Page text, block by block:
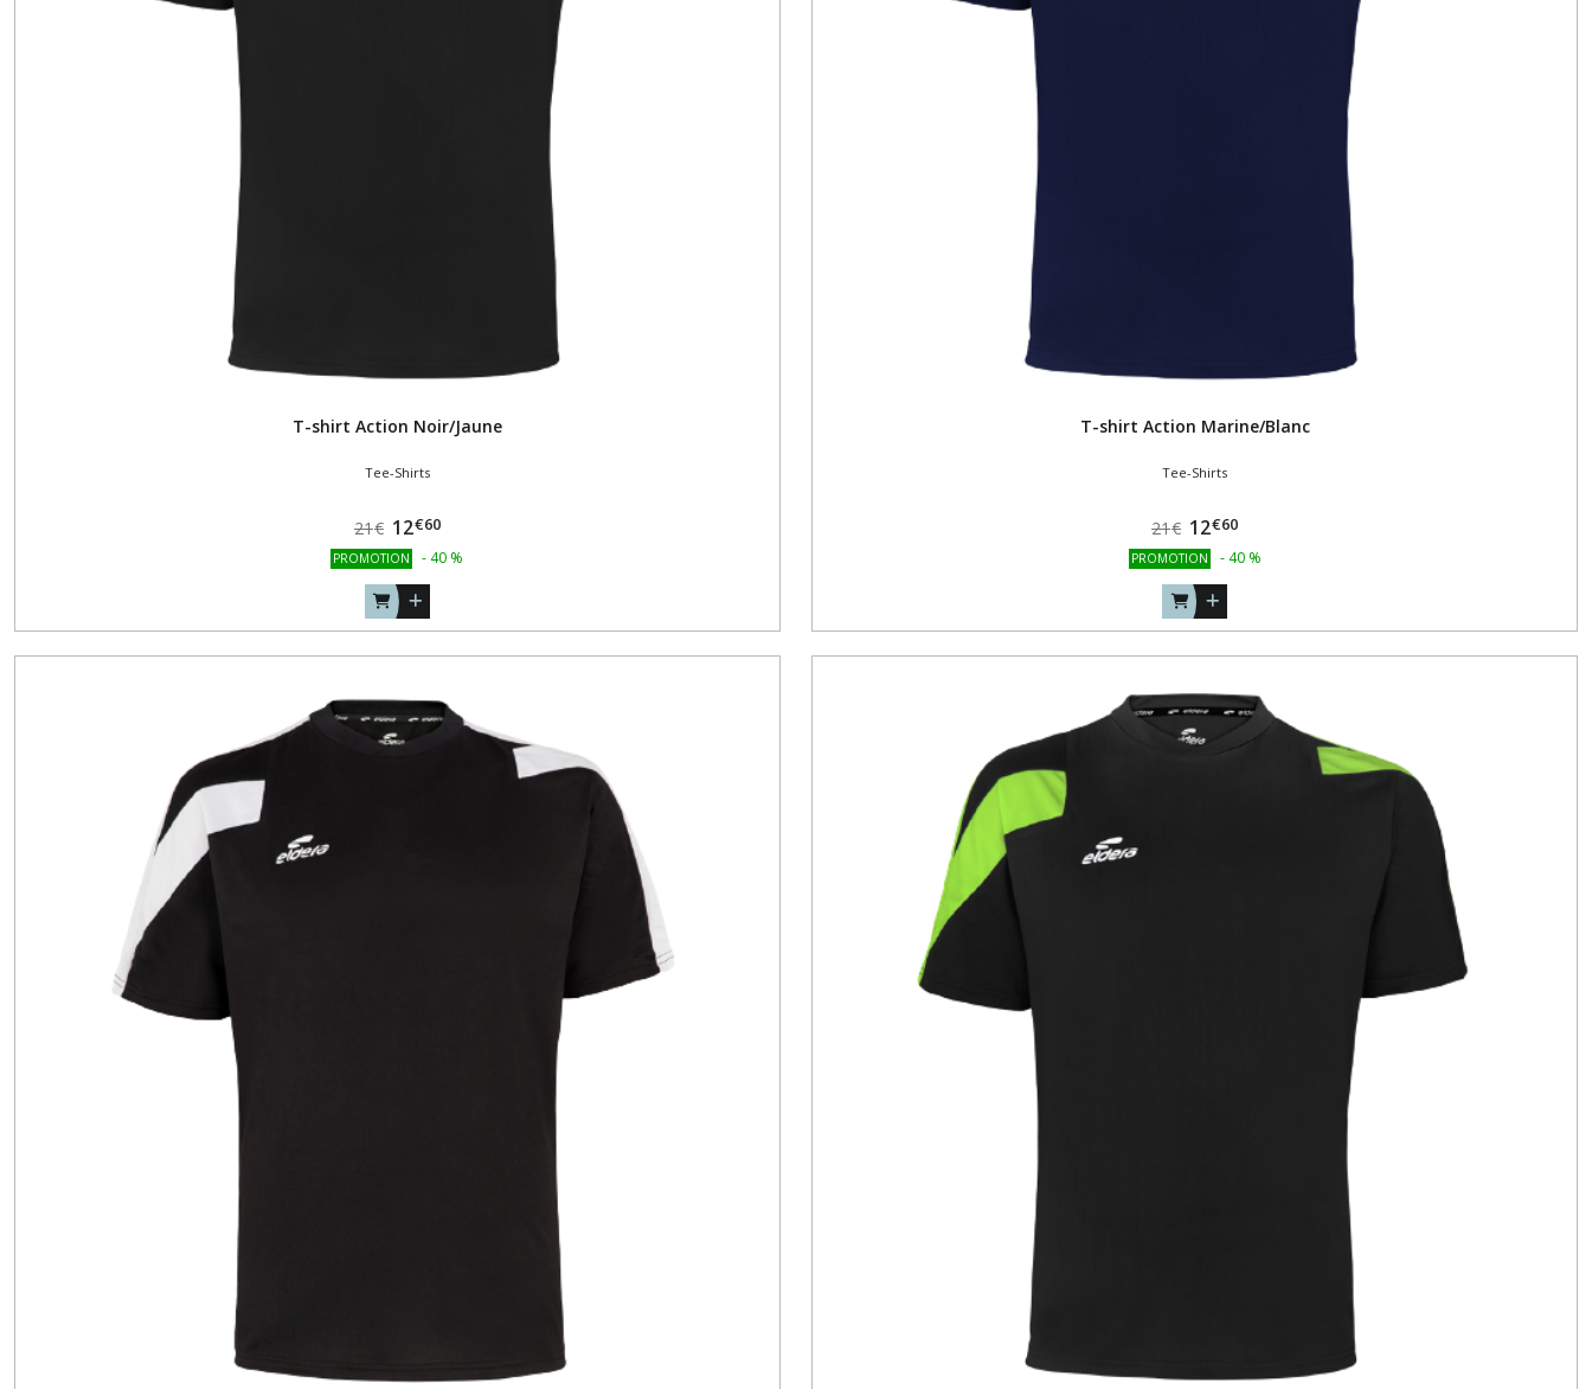
T-shirt Action Noir/Jaune
Tee-Shirts
21€ 12€60
PROMOTION - 40 %
T-shirt Action Marine/Blanc
Tee-Shirts
21€ 12€60
PROMOTION - 40 %